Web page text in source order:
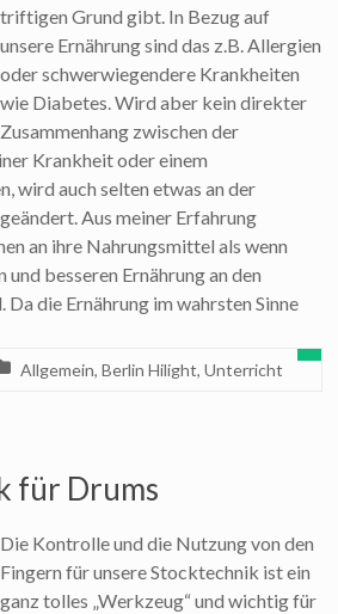
triftigen Grund gibt. In Bezug auf
unsere Ernährung sind das z.B. Allergien
oder schwerwiegendere Krankheiten
wie Diabetes. Wird aber kein direkter
Zusammenhang zwischen der
Krankheit oder einem
wird auch selten etwas an der
Aus meiner Erfahrung
an ihre Nahrungsmittel als wenn
und besseren Ernährung an den
Da die Ernährung im wahrsten Sinne
Allgemein,Berlin Hilight,Unterricht
für Drums
Die Kontrolle und die Nutzung von den
Fingern für unsere Stocktechnik ist ein
ganz tolles „Werkzeug“ und wichtig für